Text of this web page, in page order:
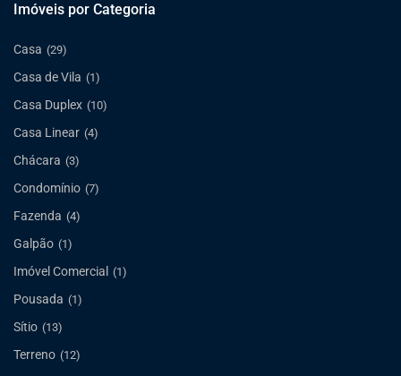
Imóveis por Categoria
Casa (29)
Casa de Vila (1)
Casa Duplex (10)
Casa Linear (4)
Chácara (3)
Condomínio (7)
Fazenda (4)
Galpão (1)
Imóvel Comercial (1)
Pousada (1)
Sítio (13)
Terreno (12)